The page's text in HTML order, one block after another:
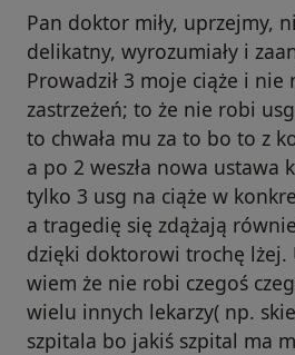
Pan doktor miły, uprzejmy,
delikatny, wyrozumiały i
Prowadził 3 moje ciąże i nie
zastrzeżeń; to że nie robi
to chwała mu za to bo to z
a po 2 weszła nowa ustawa
tylko 3 usg na ciąże w
a tragedię się zdążają
dzięki doktorowi trochę lżej.
wiem że nie robi czegoś
wielu innych lekarzy( np.
szpitala bo jakiś szpital ma